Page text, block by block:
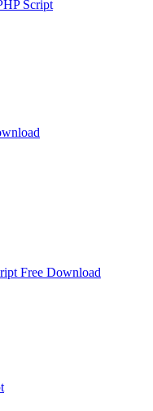
Script
Free Download